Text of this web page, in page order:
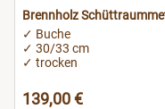
Brennholz
✓ Buche
✓ 30/33 cm
✓ trocken
139,00 €
Potsdam
Ravensburg